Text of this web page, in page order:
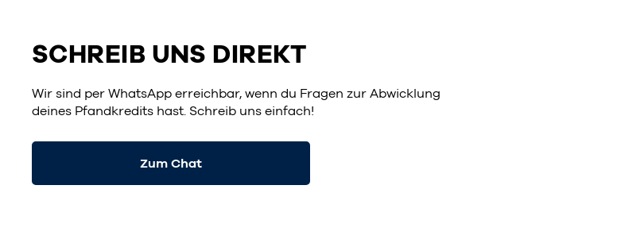
SCHREIB UNS DIREKT
Wir sind per WhatsApp erreichbar, wenn du Fragen zur Abwicklung
deines Pfandkredits hast. Schreib uns einfach!
Zum Chat